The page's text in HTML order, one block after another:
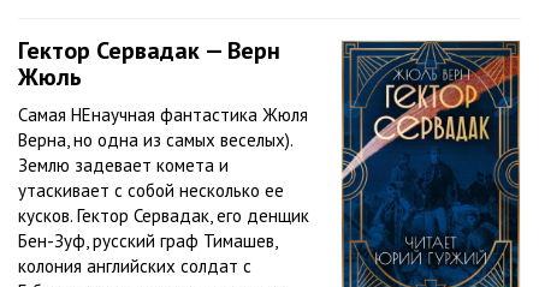
Гектор Сервадак — Верн
Жюль
Самая НЕнаучная фантастика Жюля
Верна, но одна из самых веселых).
Землю задевает комета и
утаскивает с собой несколько ее
кусков. Гектор Сервадак, его денщик
Бен-Зуф, русский граф Тимашев,
колония английских солдат с